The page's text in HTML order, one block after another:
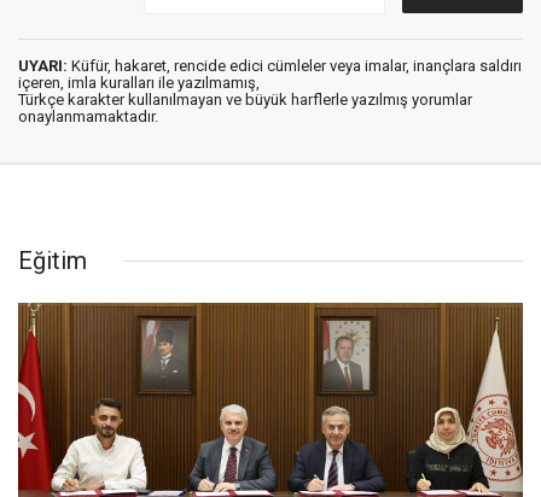
UYARI: Küfür, hakaret, rencide edici cümleler veya imalar, inançlara saldırı
içeren, imla kuralları ile yazılmamış,
Türkçe karakter kullanılmayan ve büyük harflerle yazılmış yorumlar
onaylanmamaktadır.
Eğitim